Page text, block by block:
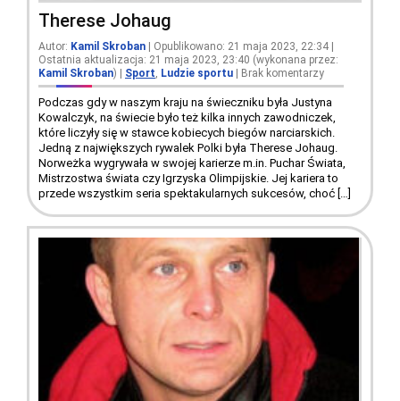
Therese Johaug
Autor: Kamil Skroban | Opublikowano: 21 maja 2023, 22:34 |
Ostatnia aktualizacja: 21 maja 2023, 23:40 (wykonana przez:
Kamil Skroban) Sport, Ludzie sportu Brak komentarzy
Podczas gdy w naszym kraju na świeczniku była Justyna
Kowalczyk, na świecie było też kilka innych zawodniczek,
które liczyły się w stawce kobiecych biegów narciarskich.
Jedną z największych rywalek Polki była Therese Johaug.
Norweżka wygrywała w swojej karierze m.in. Puchar Świata,
Mistrzostwa świata czy Igrzyska Olimpijskie. Jej kariera to
przede wszystkim seria spektakularnych sukcesów, choć […]